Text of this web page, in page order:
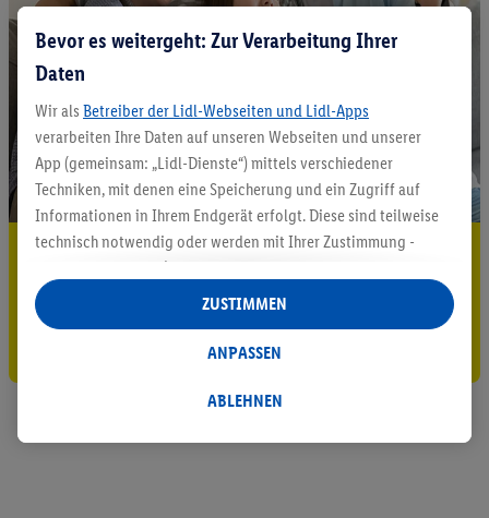
5.95 € Versand sparen³²ᵃ
Gutschein sichern!
Bevor es weitergeht: Zur Verarbeitung Ihrer
Daten
Wir als Betreiber der Lidl-Webseiten und Lidl-Apps
verarbeiten Ihre Daten auf unseren Webseiten und unserer
App (gemeinsam: „Lidl-Dienste“) mittels verschiedener
Techniken, mit denen eine Speicherung und ein Zugriff auf
Informationen in Ihrem Endgerät erfolgt. Diese sind teilweise
technisch notwendig oder werden mit Ihrer Zustimmung -
auch durch Partner (u.a.
Verantwortliche; im Zusammenhang mit dem IAB TCF
insgesamt
Statistik-Erstellung oder für personalisierte Werbung
Datenverarbeitungen für personalisierte Werbung werden
ABLEHNEN
ANPASSEN
ZUSTIMMEN